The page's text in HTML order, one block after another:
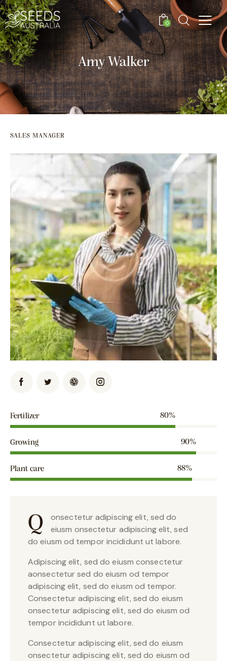
0
Amy Walker
SALES MANAGER
Fertilizer 80%
Growing 90%
Plant care 88%
Q
onsectetur adipiscing elit, sed do
eiusm onsectetur adipiscing elit, sed
do eiusm od tempor incididunt ut labore.
Adipiscing elit, sed do eiusm consectetur
aonsectetur sed do eiusm od tempor
adipiscing elit, sed do eiusm od tempor.
Consectetur adipiscing elit, sed do eiusm
onsectetur adipiscing elit, sed do eiusm od
tempor incididunt ut labore.
Consectetur adipiscing elit, sed do eiusm
onsectetur adipiscing elit, sed do eiusm od